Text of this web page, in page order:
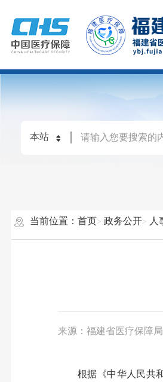
当前位置： 首页 政务公开 人
来源：福建省医疗保障局
根据《中华人民共和